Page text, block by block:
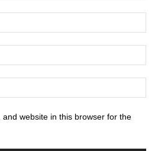
website in this browser for the